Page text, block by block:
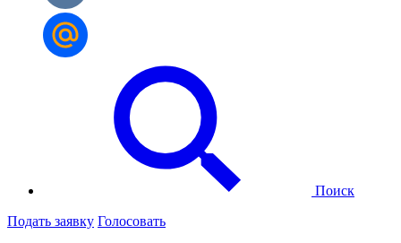
Поиск
Подать заявку Голосовать